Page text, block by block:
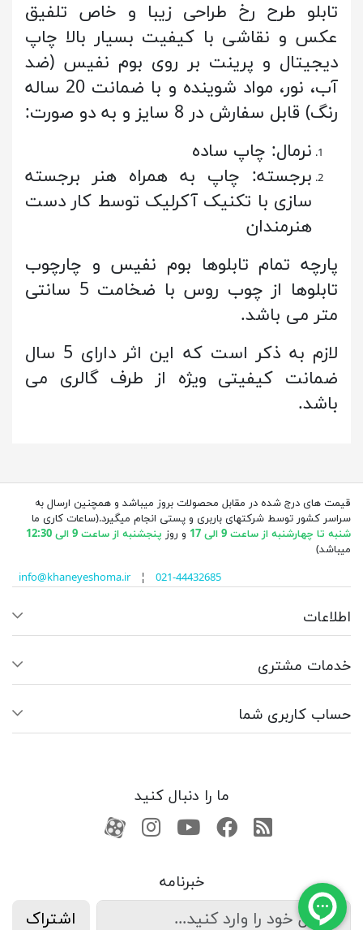
تابلو طرح رخ طراحی زیبا و خاص تلفیق
عکس و نقاشی با کیفیت بسیار بالا چاپ
دیجیتال و پرینت بر روی بوم نفیس (ضد
آب، نور، مواد شوینده و با ضمانت 20 ساله
رنگ) قابل سفارش در 8 سایز و به دو صورت:
نرمال: چاپ ساده
برجسته: چاپ به همراه هنر برجسته
سازی با تکنیک آکرلیک توسط کار دست
هنرمندان
پارچه تمام تابلوها بوم نفیس و چارچوب
تابلوها از چوب روس با ضخامت 5 سانتی
متر می باشد.
لازم به ذکر است که این اثر دارای 5 سال
ضمانت کیفیتی ویژه از طرف گالری می
باشد.
قیمت های درج شده در مقابل محصولات بروز میباشد و همچنین ارسال به
سراسر کشور توسط شرکتهای باربری و پستی انجام میگیرد.(ساعات کاری ما
شنبه تا چهارشنبه از ساعت 9 الی 17
و روز پنجشنبه از ساعت 9 الی 12:30
میباشد)
info@khaneyeshoma.ir¦ 021-44432685
اطلاعات
خدمات مشتری
حساب کاربری شما
ما را دنبال کنید
RSSفیسبوکیوتیوبکانال آپارات
کانال آپارات
خبرنامه
اشتراک